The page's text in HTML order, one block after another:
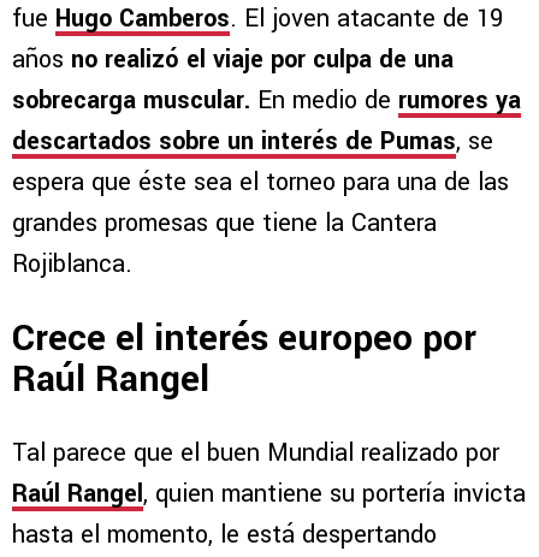
fue Hugo Camberos. El joven atacante de 19
años no realizó el viaje por culpa de una
sobrecarga muscular. En medio de rumores ya
descartados sobre un interés de Pumas, se
espera que éste sea el torneo para una de las
grandes promesas que tiene la Cantera
Rojiblanca.
Crece el interés europeo por
Raúl Rangel
Tal parece que el buen Mundial realizado por
Raúl Rangel, quien mantiene su portería invicta
hasta el momento, le está despertando